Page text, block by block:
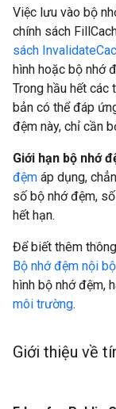
Việc lưu vào bộ
chính sách
sách
hình hoặc bộ nhớ
Trong hầu hết các
bản có thể đáp
đệm này, chỉ cần
Giới hạn bộ nhớ
đệm áp dụng,
số bộ nhớ đệm,
hết hạn.
Để biết thêm
Bộ nhớ đệm nội bộ
hình bộ nhớ đệm,
môi trường.
Giới thiệu về